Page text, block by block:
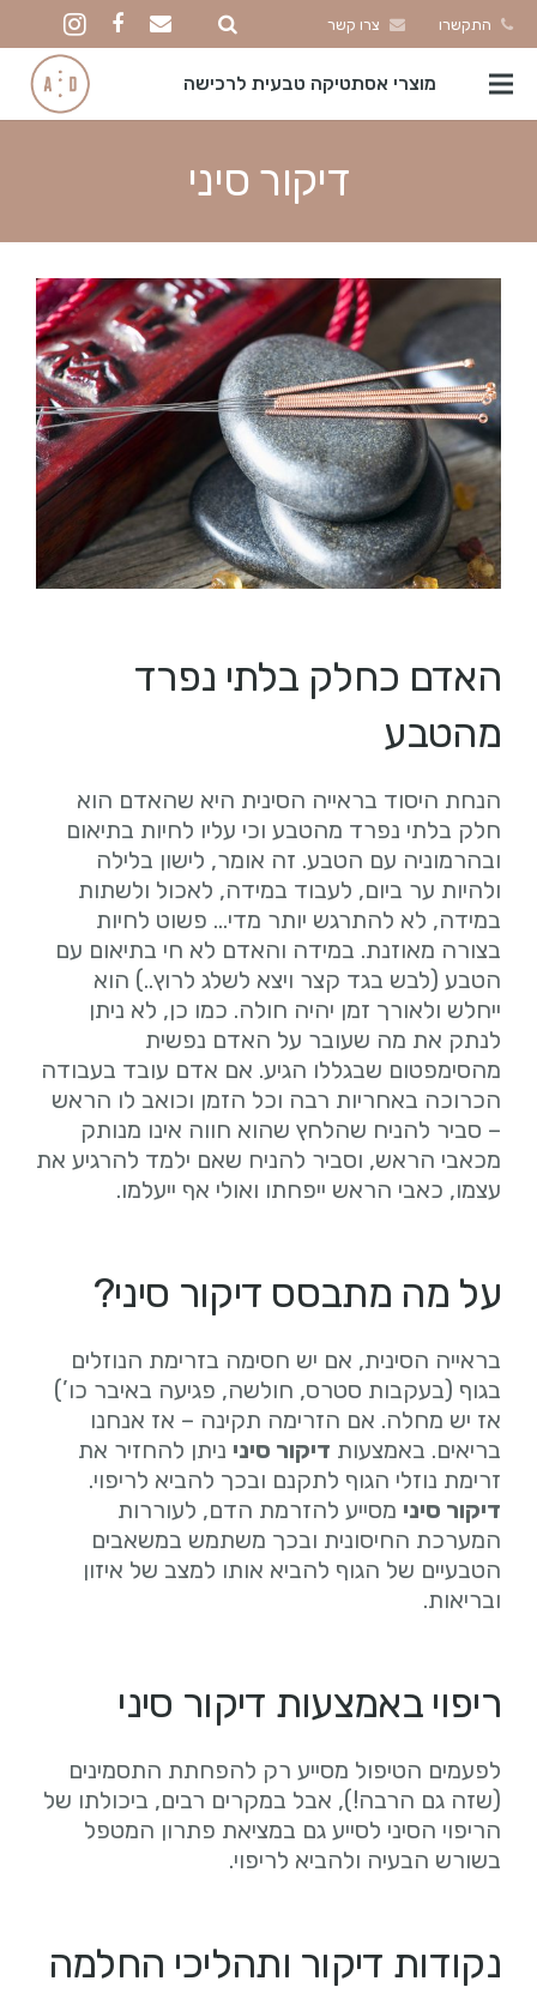
התקשרו צרו קשר
מוצרי אסתטיקה טבעית לרכישה
דיקור סיני
האדם כחלק בלתי נפרד
מהטבע
הנחת היסוד בראייה הסינית היא שהאדם הוא
חלק בלתי נפרד מהטבע וכי עליו לחיות בתיאום
ובהרמוניה עם הטבע. זה אומר, לישון בלילה
ולהיות ער ביום, לעבוד במידה, לאכול ולשתות
במידה, לא להתרגש יותר מדי… פשוט לחיות
בצורה מאוזנת. במידה והאדם לא חי בתיאום עם
הטבע (לבש בגד קצר ויצא לשלג לרוץ..) הוא
ייחלש ולאורך זמן יהיה חולה. כמו כן, לא ניתן
לנתק את מה שעובר על האדם נפשית
מהסימפטום שבגללו הגיע. אם אדם עובד בעבודה
הכרוכה באחריות רבה וכל הזמן וכואב לו הראש
– סביר להניח שהלחץ שהוא חווה אינו מנותק
מכאבי הראש, וסביר להניח שאם ילמד להרגיע את
עצמו, כאבי הראש ייפחתו ואולי אף ייעלמו.
על מה מתבסס דיקור סיני?
בראייה הסינית, אם יש חסימה בזרימת הנוזלים
בגוף (בעקבות סטרס, חולשה, פגיעה באיבר כו’)
אז יש מחלה. אם הזרימה תקינה – אז אנחנו
בריאים. באמצעות דיקור סיני ניתן להחזיר את
זרימת נוזלי הגוף לתקנם ובכך להביא לריפוי.
דיקור סיני מסייע להזרמת הדם, לעוררות
המערכת החיסונית ובכך משתמש במשאבים
הטבעיים של הגוף להביא אותו למצב של איזון
ובריאות.
ריפוי באמצעות דיקור סיני
לפעמים הטיפול מסייע רק להפחתת התסמינים
(שזה גם הרבה!), אבל במקרים רבים, ביכולתו של
הריפוי הסיני לסייע גם במציאת פתרון המטפל
בשורש הבעיה ולהביא לריפוי.
נקודות דיקור ותהליכי החלמה